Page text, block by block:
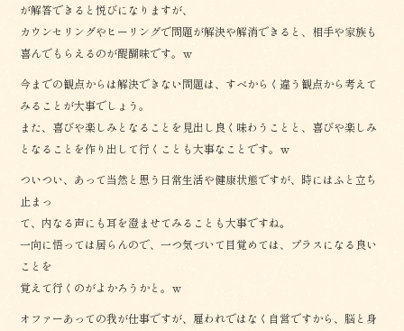
が解答できると悦びになりますが、
カウンセリングやヒーリングで問題が解決や解消できると、相手や家族も
喜んでもらえるのが醍醐味です。ｗ
今までの観点からは解決できない問題は、すべからく違う観点から考えて
みることが大事でしょう。
また、喜びや楽しみとなることを見出し良く味わうことと、喜びや楽しみ
となることを作り出して行くことも大事なことです。ｗ
ついつい、あって当然と思う日常生活や健康状態ですが、時にはふと立ち
止まっ
て、内なる声にも耳を澄ませてみることも大事ですね。
一向に悟っては居らんので、一つ気づいて目覚めては、プラスになる良い
ことを
覚えて行くのがよかろうかと。ｗ
オファーあっての我が仕事ですが、雇われではなく自営ですから、脳と身